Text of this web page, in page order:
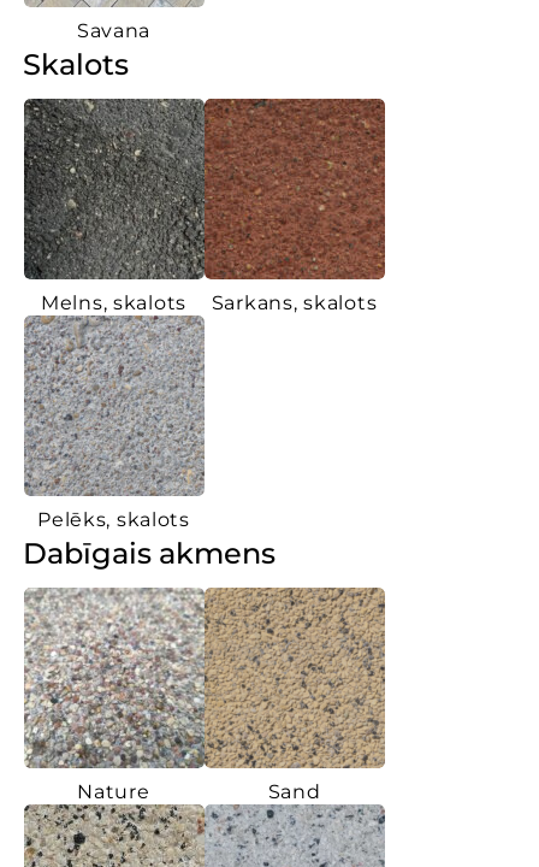
Savana
Skalots
Melns, skalots Sarkans, skalots
Pelēks, skalots
Dabīgais akmens
Nature Sand